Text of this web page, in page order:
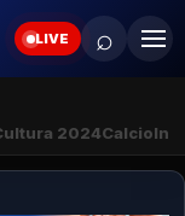
LIVE ⌕
2024Calcio